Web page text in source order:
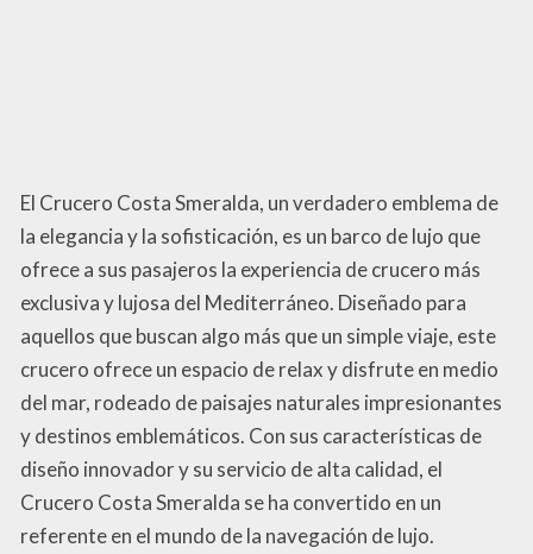
El Crucero Costa Smeralda, un verdadero emblema de
la elegancia y la sofisticación, es un barco de lujo que
ofrece a sus pasajeros la experiencia de crucero más
exclusiva y lujosa del Mediterráneo. Diseñado para
aquellos que buscan algo más que un simple viaje, este
crucero ofrece un espacio de relax y disfrute en medio
del mar, rodeado de paisajes naturales impresionantes
y destinos emblemáticos. Con sus características de
diseño innovador y su servicio de alta calidad, el
Crucero Costa Smeralda se ha convertido en un
referente en el mundo de la navegación de lujo.